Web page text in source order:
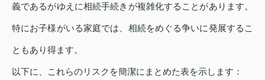
義であるがゆえに相続手続きが複雑化することがあります。
特にお子様がいる家庭では、相続をめぐる争いに発展するこ
ともあり得ます。
以下に、これらのリスクを簡潔にまとめた表を示します：